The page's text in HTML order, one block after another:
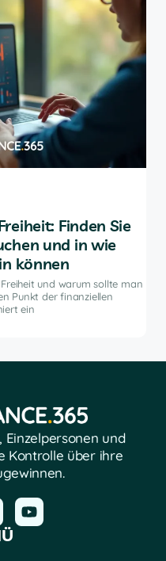
Finden Sie
und in wie
können
und warum sollte man
Punkt der finanziellen
ein
und
Kontrolle über ihre